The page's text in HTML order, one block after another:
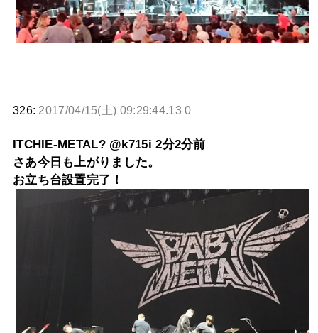
326: 2017/04/15(土) 09:29:44.13 0
ITCHIE-METAL? @k715i 2分2分前
さあ今日も上がりました。
お立ち台設置完了！